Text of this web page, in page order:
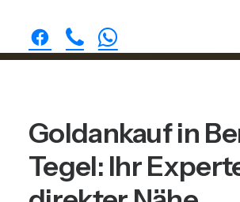
Goldankauf in
Tegel: Ihr